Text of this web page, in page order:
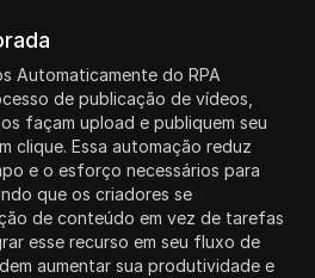
Automaticamente do RPA
de publicação de vídeos,
façam upload e publiquem seu
clique. Essa automação reduz
e o esforço necessários para
que os criadores se
de conteúdo em vez de tarefas
esse recurso em seu fluxo de
aumentar sua produtividade e